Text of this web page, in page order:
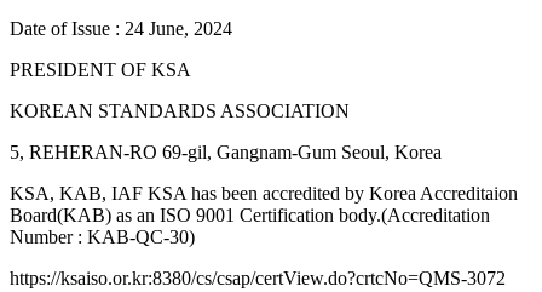
Date of Issue : 24 June, 2024
PRESIDENT OF KSA
KOREAN STANDARDS ASSOCIATION
5, REHERAN-RO 69-gil, Gangnam-Gum Seoul, Korea
KSA, KAB, IAF KSA has been accredited by Korea Accreditaion
Board(KAB) as an ISO 9001 Certification body.(Accreditation
Number : KAB-QC-30)
https://ksaiso.or.kr:8380/cs/csap/certView.do?crtcNo=QMS-3072